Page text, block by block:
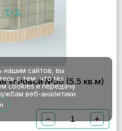
угловой №5б (5,5 кв.м)
− +
нашим сайтов, вы
с тем, что мы
cookies и передачу
веб-аналитики.